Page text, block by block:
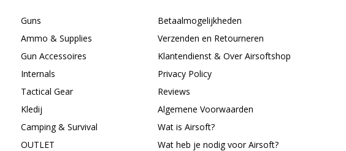
Guns
Ammo & Supplies
Gun Accessoires
Internals
Tactical Gear
Kledij
Camping & Survival
OUTLET
Betaalmogelijkheden
Verzenden en Retourneren
Klantendienst & Over Airsoftshop
Privacy Policy
Reviews
Algemene Voorwaarden
Wat is Airsoft?
Wat heb je nodig voor Airsoft?